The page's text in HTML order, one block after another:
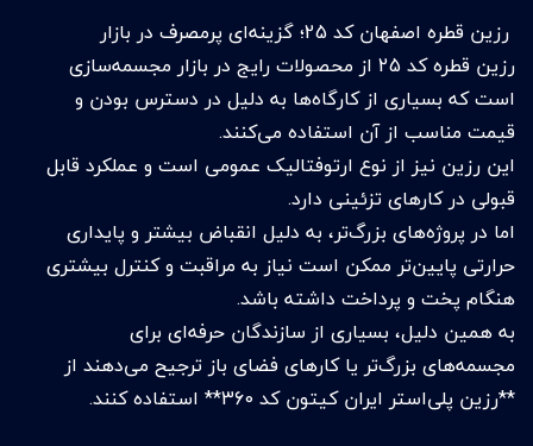
رزین قطره اصفهان کد 25؛ گزینه‌ای پرمصرف در بازار
رزین قطره کد 25 از محصولات رایج در بازار مجسمه‌سازی
است که بسیاری از کارگاه‌ها به دلیل در دسترس بودن و
قیمت مناسب از آن استفاده می‌کنند.
این رزین نیز از نوع ارتوفتالیک عمومی است و عملکرد قابل
قبولی در کارهای تزئینی دارد.
اما در پروژه‌های بزرگ‌تر، به دلیل انقباض بیشتر و پایداری
حرارتی پایین‌تر ممکن است نیاز به مراقبت و کنترل بیشتری
هنگام پخت و پرداخت داشته باشد.
به همین دلیل، بسیاری از سازندگان حرفه‌ای برای
مجسمه‌های بزرگ‌تر یا کارهای فضای باز ترجیح می‌دهند از
**رزین پلی‌استر ایران کیتون کد 360** استفاده کنند.